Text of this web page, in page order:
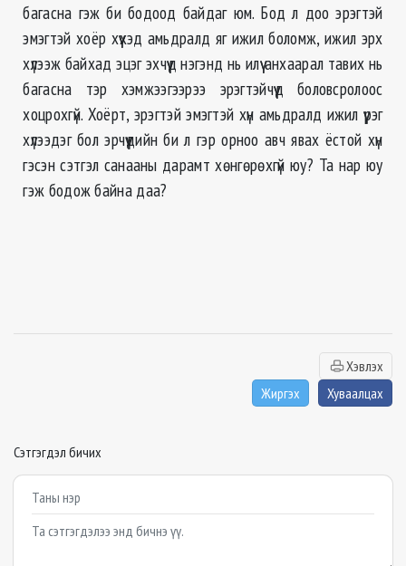
багасна гэж би бодоод байдаг юм. Бод л доо эрэгтэй
эмэгтэй хоёр хүүхэд амьдралд яг ижил боломж, ижил эрх
хүлээж байхад эцэг эхчүүд нэгэнд нь илүү анхаарал тавих нь
багасна тэр хэмжээгээрээ эрэгтэйчүүд боловсролоос
хоцрохгүй. Хоёрт, эрэгтэй эмэгтэй хүн амьдралд ижил үүрэг
хүлээдэг бол эрчүүдийн би л гэр орноо авч явах ёстой хүн
гэсэн сэтгэл санааны дарамт хөнгөрөхгүй юу? Та нар юу
гэж бодож байна даа?
Хэвлэх
Жиргэх
Хуваалцах
Сэтгэгдэл бичих
Example textarea